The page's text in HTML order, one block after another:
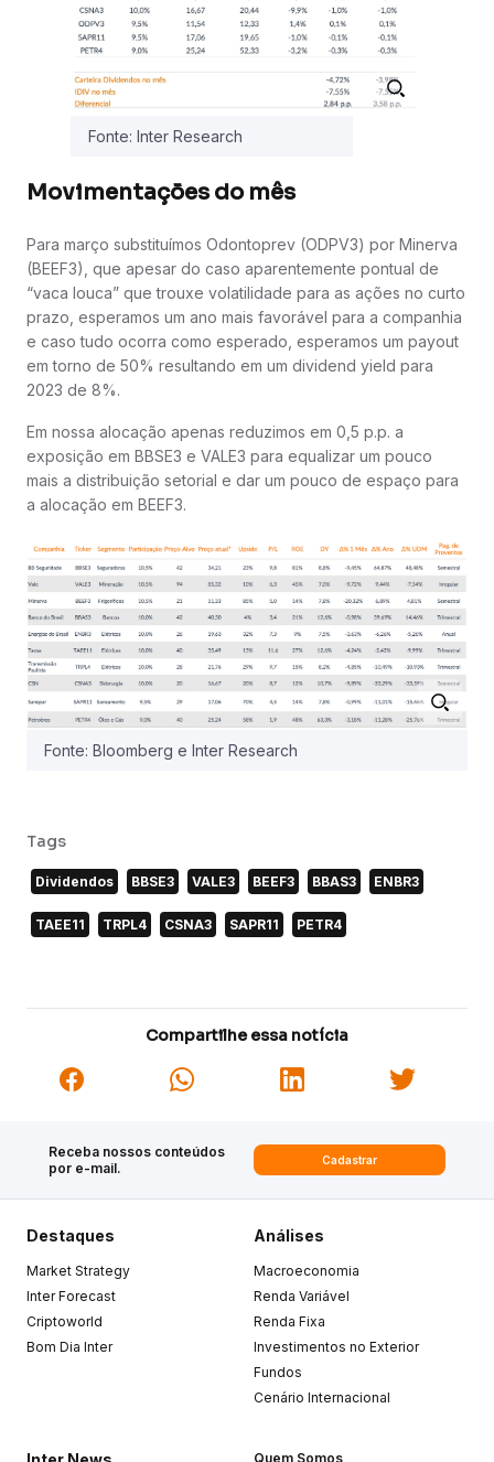
Fonte: Inter Research
Movimentações do mês
Para março substituímos Odontoprev (ODPV3) por Minerva
(BEEF3), que apesar do caso aparentemente pontual de
“vaca louca” que trouxe volatilidade para as ações no curto
prazo, esperamos um ano mais favorável para a companhia
e caso tudo ocorra como esperado, esperamos um payout
em torno de 50% resultando em um dividend yield para
2023 de 8%.
Em nossa alocação apenas reduzimos em 0,5 p.p. a
exposição em BBSE3 e VALE3 para equalizar um pouco
mais a distribuição setorial e dar um pouco de espaço para
a alocação em BEEF3.
Fonte: Bloomberg e Inter Research
Tags
Dividendos BBSE3 VALE3 BEEF3 BBAS3 ENBR3
TAEE11 TRPL4 CSNA3 SAPR11 PETR4
Compartilhe essa notícia
Receba nossos conteúdos
por e-mail.
Cadastrar
Destaques
Market Strategy
Inter Forecast
Criptoworld
Bom Dia Inter
Análises
Macroeconomia
Renda Variável
Renda Fixa
Investimentos no Exterior
Fundos
Cenário Internacional
Quem Somos